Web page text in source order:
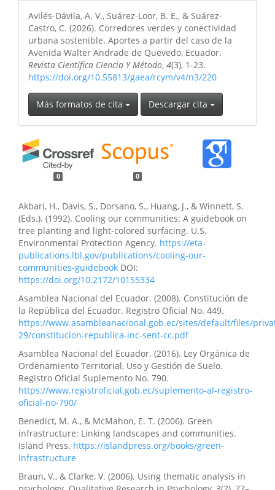
Avilés-Dávila, A. V., Suárez-Loor, B. E., & Suárez-
Castro, C. (2026). Corredores verdes y conectividad
urbana sostenible. Aportes a partir del caso de la
Avenida Walter Andrade de Quevedo, Ecuador.
Revista Científica Ciencia Y Método, 4(3), 1-23.
https://doi.org/10.55813/gaea/rcym/v4/n3/220
Más formatos de cita Descargar cita
0 0
Akbari, H., Davis, S., Dorsano, S., Huang, J., & Winnett, S.
(Eds.). (1992). Cooling our communities: A guidebook on
tree planting and light-colored surfacing. U.S.
Environmental Protection Agency. https://eta-
publications.lbl.gov/publications/cooling-our-
communities-guidebook DOI:
https://doi.org/10.2172/10155334
Asamblea Nacional del Ecuador. (2008). Constitución de
la República del Ecuador. Registro Oficial No. 449.
https://www.asambleanacional.gob.ec/sites/default/files/
29/constitucion-republica-inc-sent-cc.pdf
Asamblea Nacional del Ecuador. (2016). Ley Orgánica de
Ordenamiento Territorial, Uso y Gestión de Suelo.
Registro Oficial Suplemento No. 790.
https://www.registroficial.gob.ec/suplemento-al-registro-
oficial-no-790/
Benedict, M. A., & McMahon, E. T. (2006). Green
infrastructure: Linking landscapes and communities.
Island Press. https://islandpress.org/books/green-
infrastructure
Braun, V., & Clarke, V. (2006). Using thematic analysis in